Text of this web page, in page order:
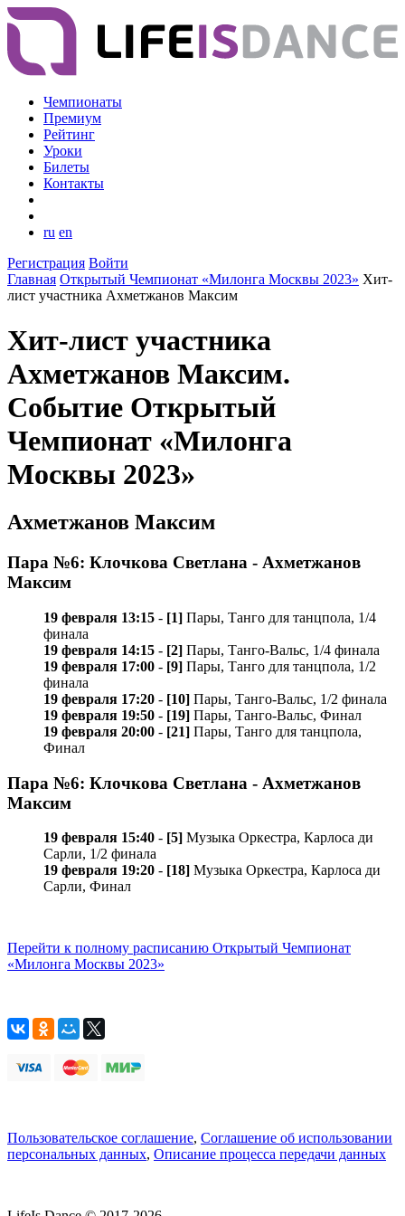
Чемпионаты
Премиум
Рейтинг
Уроки
Билеты
Контакты
ru en
Регистрация Войти
Главная Открытый Чемпионат «Милонга Москвы 2023» Хит-
лист участника Ахметжанов Максим
Хит-лист участника
Ахметжанов Максим.
Событие Открытый
Чемпионат «Милонга
Москвы 2023»
Ахметжанов Максим
Пара №6: Клочкова Светлана - Ахметжанов
Максим
19 февраля 13:15 - [1] Пары, Танго для танцпола, 1/4
финала
19 февраля 14:15 - [2] Пары, Танго-Вальс, 1/4 финала
19 февраля 17:00 - [9] Пары, Танго для танцпола, 1/2
финала
19 февраля 17:20 - [10] Пары, Танго-Вальс, 1/2 финала
19 февраля 19:50 - [19] Пары, Танго-Вальс, Финал
19 февраля 20:00 - [21] Пары, Танго для танцпола,
Финал
Пара №6: Клочкова Светлана - Ахметжанов
Максим
19 февраля 15:40 - [5] Музыка Оркестра, Карлосa ди
Сарли, 1/2 финала
19 февраля 19:20 - [18] Музыка Оркестра, Карлосa ди
Сарли, Финал
Перейти к полному расписанию Открытый Чемпионат
«Милонга Москвы 2023»
Пользовательское соглашение, Соглашение об использовании
персональных данных, Описание процесса передачи данных